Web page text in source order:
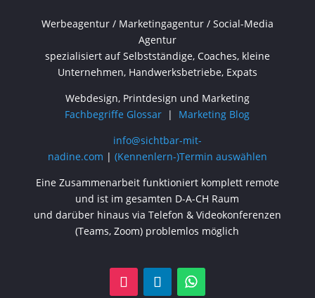
Werbeagentur / Marketingagentur / Social-Media
Agentur
spezialisiert auf Selbstständige, Coaches, kleine
Unternehmen, Handwerksbetriebe, Expats
Webdesign, Printdesign und Marketing
Fachbegriffe Glossar | Marketing Blog
info@sichtbar-mit-
nadine.com | (Kennenlern-)Termin auswählen
Eine Zusammenarbeit funktioniert komplett remote
und ist im gesamten D-A-CH Raum
und darüber hinaus via Telefon & Videokonferenzen
(Teams, Zoom) problemlos möglich